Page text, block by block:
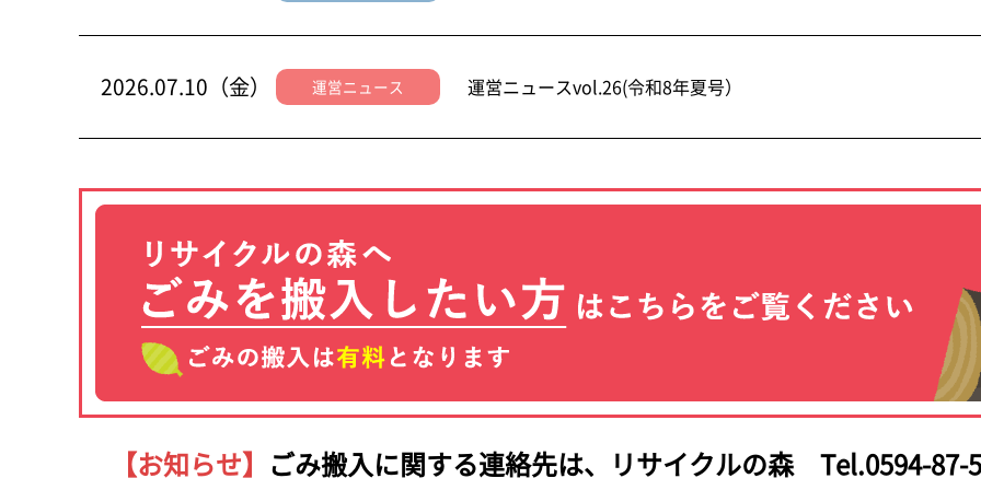
2026.07.10（金） 運営ニュース 運営ニュースvol.26(令和8年夏号）
【お知らせ】 ごみ搬入に関する連絡先は、 リサイクルの森 Tel.0594-87-